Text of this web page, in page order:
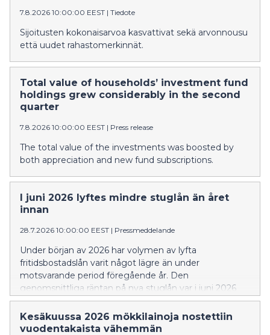
7.8.2026 10:00:00 EEST | Tiedote
Sijoitusten kokonaisarvoa kasvattivat sekä arvonnousu
että uudet rahastomerkinnät.
Total value of households’ investment fund
holdings grew considerably in the second
quarter
7.8.2026 10:00:00 EEST | Press release
The total value of the investments was boosted by
both appreciation and new fund subscriptions.
I juni 2026 lyftes mindre stuglån än året
innan
28.7.2026 10:00:00 EEST | Pressmeddelande
Under början av 2026 har volymen av lyfta
fritidsbostadslån varit något lägre än under
motsvarande period föregående år. Den
genomsnittliga räntan på nya stuglån var i juni 2026
högre än för ett år sedan. En större andel av de nya
stuglånen än tidigare var bundna till tre eller sex
månaders Euribor.
Kesäkuussa 2026 mökkilainoja nostettiin
vuodentakaista vähemmän